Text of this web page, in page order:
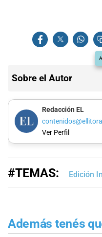
Sobre el Autor
Redacción EL
Ver Perfil
#TEMAS: Edición
Además tenés